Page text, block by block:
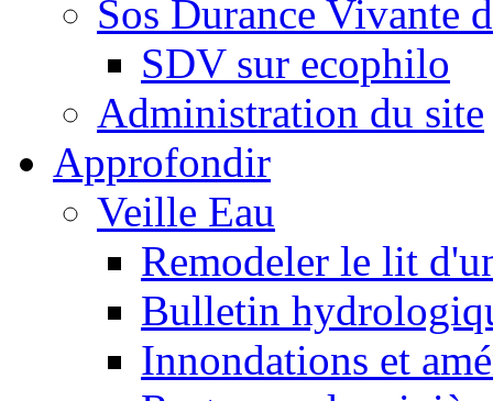
Sos Durance Vivante
SDV sur ecophilo
Administration du site
Approfondir
Veille Eau
Remodeler le lit
Bulletin
Innondations et